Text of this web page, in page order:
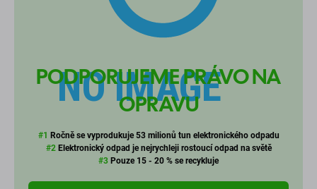
PODPORUJEME PRÁVO NA
OPRAVU
#1 Ročně se vyprodukuje 53 milionů tun elektronického odpadu
#2Elektronický odpad je nejrychleji rostoucí odpad na světě
#3 Pouze 15 - 20 % se recykluje